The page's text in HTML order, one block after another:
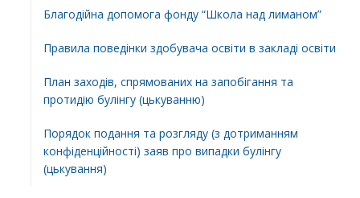
Благодійна допомога фонду “Школа над лиманом”
Правила поведінки здобувача освіти в закладі освіти
План заходів, спрямованих на запобігання та
протидію булінгу (цькуванню)
Порядок подання та розгляду (з дотриманням
конфіденційності) заяв про випадки булінгу
(цькування)